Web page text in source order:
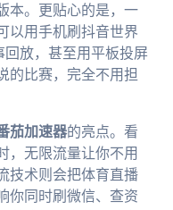
本。更贴心的是，一
用手机刷抖音世界
放，甚至用平板投屏
的比赛，完全不用担
茄加速器的亮点。看
，无限流量让你不用
技术则会把体育直播
你同时刷微信、查资